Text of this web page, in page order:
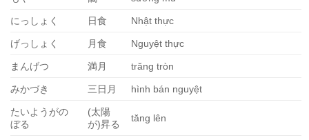
にっしょく 日食 Nhật thực
げっしょく 月食 Nguyệt thực
まんげつ 満月 trăng tròn
みかづき 三日月 hình bán nguyệt
たいようがの
ぼる
(太陽
が)昇る
tăng lên